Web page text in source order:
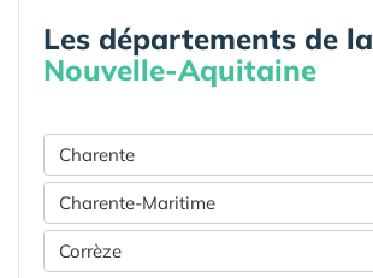
Les départements de la
Nouvelle-Aquitaine
Charente
Charente-Maritime
Corrèze